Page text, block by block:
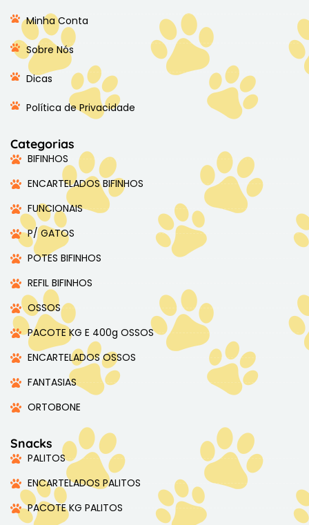
Minha Conta
Sobre Nós
Dicas
Política de Privacidade
Categorias
BIFINHOS
ENCARTELADOS BIFINHOS
FUNCIONAIS
P/ GATOS
POTES BIFINHOS
REFIL BIFINHOS
OSSOS
PACOTE KG E 400g OSSOS
ENCARTELADOS OSSOS
FANTASIAS
ORTOBONE
Snacks
PALITOS
ENCARTELADOS PALITOS
PACOTE KG PALITOS